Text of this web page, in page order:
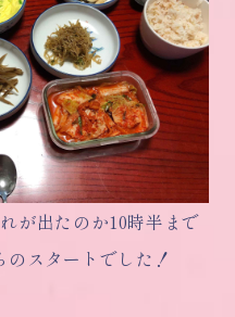
が出たのか10時半まで
スタートでした！